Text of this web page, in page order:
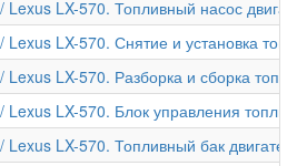
LX-570. Топливный насос
LX-570. Снятие и установка
LX-570. Разборка и сборка
Lexus LX-570. Блок управления
LX-570. Топливный бак